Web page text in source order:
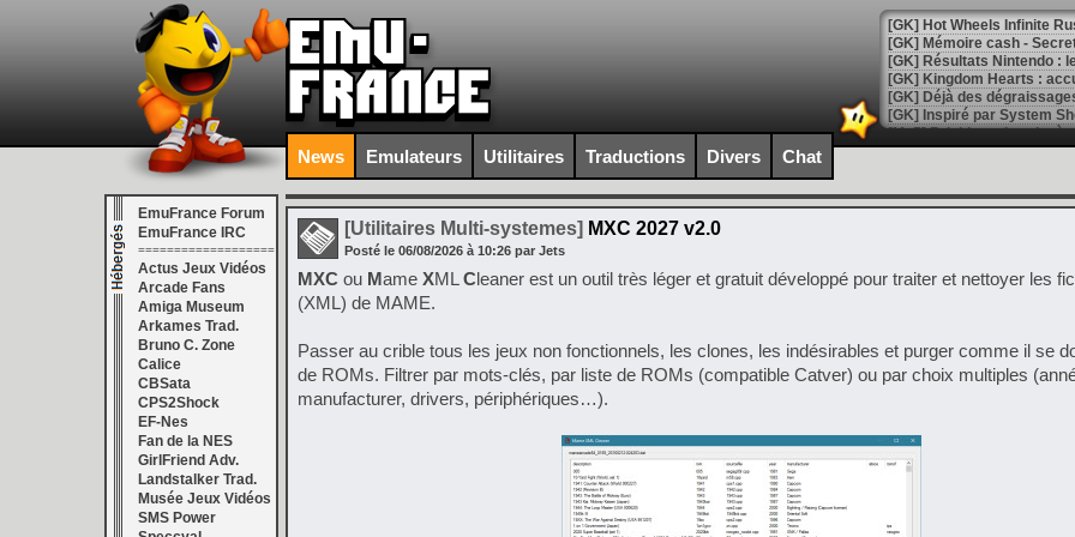
[GK] Hot Wheels Infinite
[GK] Mémoire cash -
[GK] Résultats Nintendo :
[GK] Déjà des
[Mo5] Brickboy cherche à
[GK] Minecraft et ses «
[GK] Beast of
[GK] Ubisoft : fin de partie
[GK] Mémoire cash -
[GK] Dan Houser (GTA)
[GK] Comment EA Sports
[GK] Crimson Moon : un
[GK] Isle of Reveries : le
[GK] Moonlighter 2 : The
[GK] Capcom relance
[Mo5] Deux inédits du
[GK] Le beat'em up The
[GK] Endless Legend 2 :
News Emulateurs Utilitaires Traductions Divers Chat
EmuFrance Forum
EmuFrance IRC
===================
Actus Jeux Vidéos
Arcade Fans
Amiga Museum
Arkames Trad.
Bruno C. Zone
Calice
CBSata
CPS2Shock
EF-Nes
Fan de la NES
GirlFriend Adv.
Landstalker Trad.
Musée Jeux Vidéos
SMS Power
[Utilitaires Multi-systemes] MXC 2027 v2.0
Posté le 06/08/2026 à 10:26 par Jets
MXC ou Mame XML Cleaner est un outil très léger et gratuit développé pour traiter et nettoyer les
(XML) de MAME.
Passer au crible tous les jeux non fonctionnels, les clones, les indésirables et purger comme il se
de ROMs. Filtrer par mots-clés, par liste de ROMs (compatible Catver) ou par choix multiples
manufacturer, drivers, périphériques…).